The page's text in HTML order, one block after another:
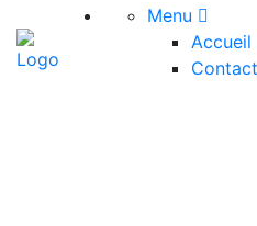
Menu
Accueil
Contact